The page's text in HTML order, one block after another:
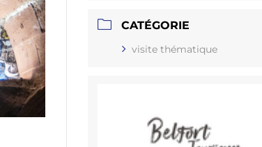
CATÉGORIE
visite thématique